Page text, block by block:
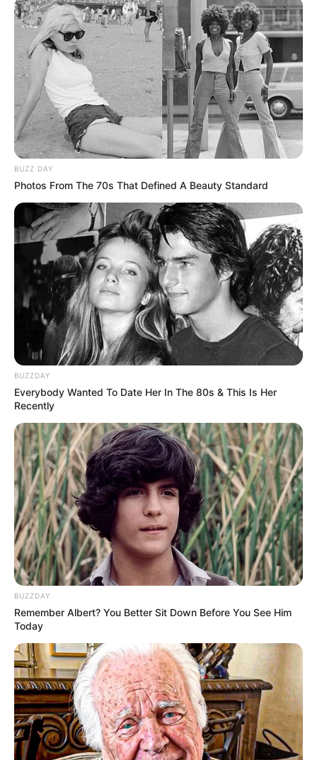
BUZZ DAY
Photos From The 70s That Defined A Beauty Standard
BUZZDAY
Everybody Wanted To Date Her In The 80s & This Is Her
Recently
BUZZDAY
Remember Albert? You Better Sit Down Before You See Him
Today